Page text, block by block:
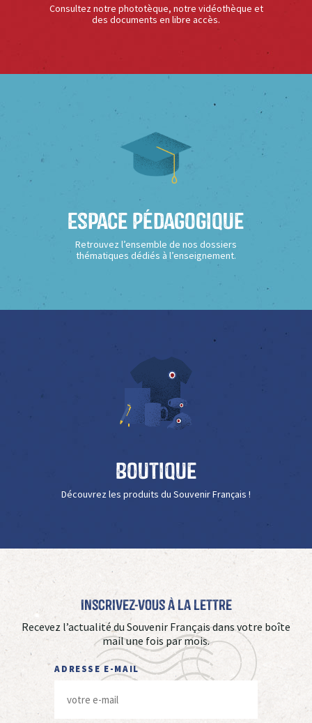
Consultez notre phototèque, notre vidéothèque et
des documents en libre accès.
Espace Pédagogique
Retrouvez l’ensemble de nos dossiers
thématiques dédiés à l’enseignement.
Boutique
Découvrez les produits du Souvenir Français !
Inscrivez-vous à La Lettre
Recevez l’actualité du Souvenir Français dans votre boîte
mail une fois par mois.
ADRESSE E-MAIL